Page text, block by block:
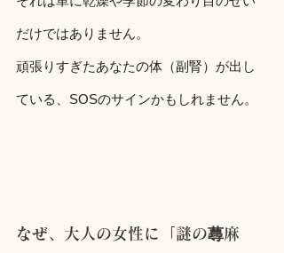
だけではありません。
頑張りすぎたあなたの体（副腎）が出し
ている、SOSのサインかもしれません。
なぜ、大人の女性に「謎の蕁麻